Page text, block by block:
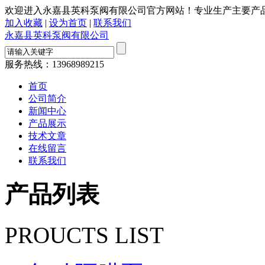
欢迎进入永嘉县英科泵阀有限公司官方网站！专业生产主要
加入收藏 | 设为首页 | 联系我们
永嘉县英科泵阀有限公司
服务热线： 13968989215
首页
公司简介
新闻中心
产品展示
技术文章
在线留言
联系我们
产品列表
PROUCTS LIST